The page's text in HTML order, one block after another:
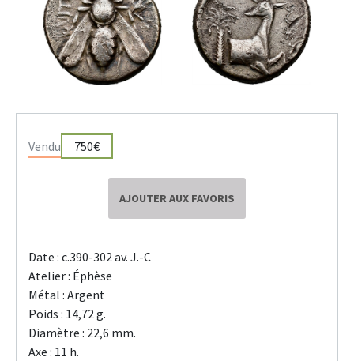
Vendu 750€
AJOUTER AUX FAVORIS
Date : c.390-302 av. J.-C
Atelier : Éphèse
Métal : Argent
Poids : 14,72 g.
Diamètre : 22,6 mm.
Axe : 11 h.